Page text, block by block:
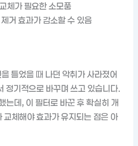
체가 필요한 소모품
거 효과가 감소할 수 있음
틀었을 때 나던 악취가 사라졌어
정기적으로 바꾸며 쓰고 있습니다.
는데, 이 필터로 바꾼 후 확실히 개
체해야 효과가 유지되는 점은 아